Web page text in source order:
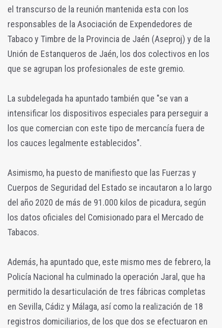
el transcurso de la reunión mantenida esta con los
responsables de la Asociación de Expendedores de
Tabaco y Timbre de la Provincia de Jaén (Aseproj) y de la
Unión de Estanqueros de Jaén, los dos colectivos en los
que se agrupan los profesionales de este gremio.
La subdelegada ha apuntado también que "se van a
intensificar los dispositivos especiales para perseguir a
los que comercian con este tipo de mercancía fuera de
los cauces legalmente establecidos".
Asimismo, ha puesto de manifiesto que las Fuerzas y
Cuerpos de Seguridad del Estado se incautaron a lo largo
del año 2020 de más de 91.000 kilos de picadura, según
los datos oficiales del Comisionado para el Mercado de
Tabacos.
Además, ha apuntado que, este mismo mes de febrero, la
Policía Nacional ha culminado la operación Jaral, que ha
permitido la desarticulación de tres fábricas completas
en Sevilla, Cádiz y Málaga, así como la realización de 18
registros domiciliarios, de los que dos se efectuaron en